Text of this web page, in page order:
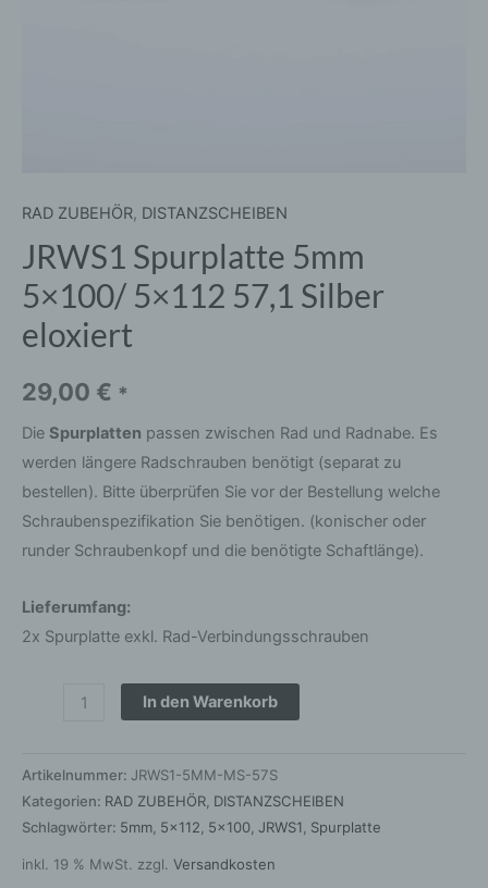
RAD ZUBEHÖR, DISTANZSCHEIBEN
JRWS1 Spurplatte 5mm
5×100/ 5×112 57,1 Silber
eloxiert
29,00 € *
Die Spurplatten passen zwischen Rad und Radnabe. Es
werden längere Radschrauben benötigt (separat zu
bestellen). Bitte überprüfen Sie vor der Bestellung welche
Schraubenspezifikation Sie benötigen. (konischer oder
runder Schraubenkopf und die benötigte Schaftlänge).
Lieferumfang:
2x Spurplatte exkl. Rad-Verbindungsschrauben
In den Warenkorb
Artikelnummer: JRWS1-5MM-MS-57S
Kategorien: RAD ZUBEHÖR DISTANZSCHEIBEN
Schlagwörter: 5mm 5x112 5x100 JRWS1 Spurplatte
inkl. 19 % MwSt. zzgl. Versandkosten